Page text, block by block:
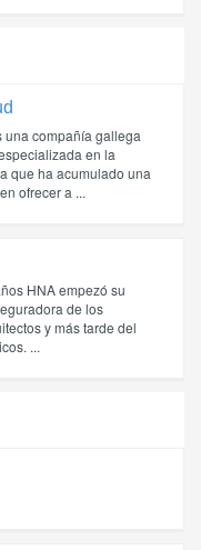
una compañía gallega
en la
que ha acumulado una
ofrecer a ...
HNA empezó su
de los
y más tarde del
...